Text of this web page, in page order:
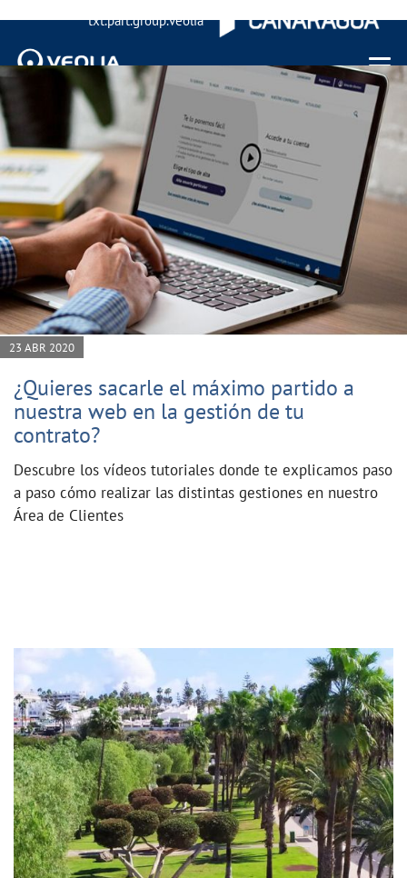
txt.part.group.veolia
Menu
23 ABR 2020
¿Quieres sacarle el máximo partido a
nuestra web en la gestión de tu
contrato?
Descubre los vídeos tutoriales donde te explicamos paso
a paso cómo realizar las distintas gestiones en nuestro
Área de Clientes